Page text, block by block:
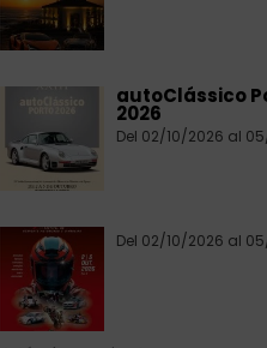
autoClássico
2026
Del 02/10/2026 al
Del 02/10/2026 al